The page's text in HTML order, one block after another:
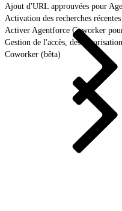
Ajout d'URL approuvées pour
Activation des recherches
Activer Agentforce Coworker
Gestion de l'accès, des
Coworker (bêta)